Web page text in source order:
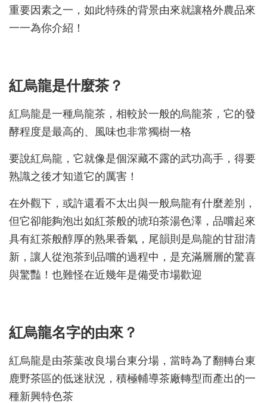
重要因素之一，如此特殊的背景由來就讓格外農品來
一一為你介紹！
紅烏龍是什麼茶？
紅烏龍是一種烏龍茶，相較於一般的烏龍茶，它的發
酵程度是最高的、風味也非常獨樹一格
要說紅烏龍，它就像是個深藏不露的武功高手，得要
熟識之後才知道它的厲害！
在外觀下，或許還看不太出與一般烏龍有什麼差別，
但它卻能夠泡出如紅茶般的琥珀茶湯色澤，品嚐起來
具有紅茶般醇厚的熟果香氣，尾韻則是烏龍的甘甜清
新，讓人從泡茶到品嚐的過程中，是充滿層層的驚喜
與驚豔！也難怪在近幾年是備受市場歡迎
紅烏龍名字的由來？
紅烏龍是由茶葉改良場台東分場，當時為了翻轉台東
鹿野茶區的低迷狀況，積極輔導茶廠轉型而產出的一
種新興特色茶